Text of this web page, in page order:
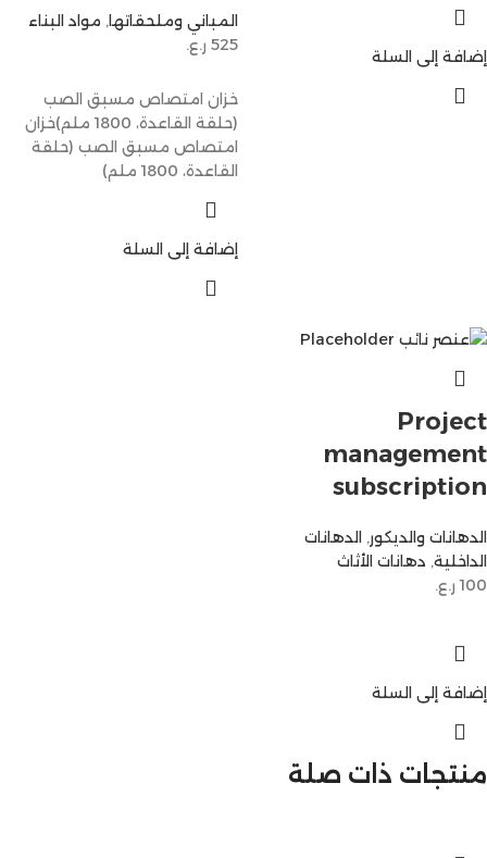
إضافة إلى السلة
المباني وملحقاتها, مواد البناء
525 ر.ع.
خزان امتصاص مسبق الصب
(حلقة القاعدة، 1800 ملم)خزان
امتصاص مسبق الصب (حلقة
القاعدة، 1800 ملم)
إضافة إلى السلة
Project
management
subscription
الدهانات والديكور, الدهانات
الداخلية, دهانات الأثاث
100 ر.ع.
إضافة إلى السلة
منتجات ذات صلة